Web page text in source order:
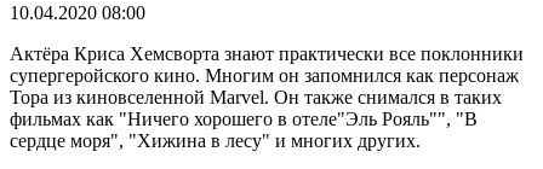
10.04.2020 08:00
Актёра Криса Хемсворта знают практически все поклонники
супергеройского кино. Многим он запомнился как персонаж
Тора из киновселенной Marvel. Он также снимался в таких
фильмах как "Ничего хорошего в отеле"Эль Рояль"", "В
сердце моря", "Хижина в лесу" и многих других.